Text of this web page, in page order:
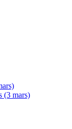
(3 mars)